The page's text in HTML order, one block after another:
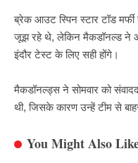
ब्रेक आउट स्पिन स्टार टॉड
जूझ रहे थे, लेकिन मैकडॉनल्ड ने
इंदौर टेस्ट के लिए सही होंगे।
मैकडॉनल्ड्स ने सोमवार को
थी, जिसके कारण उन्हें टीम से
You Might Also